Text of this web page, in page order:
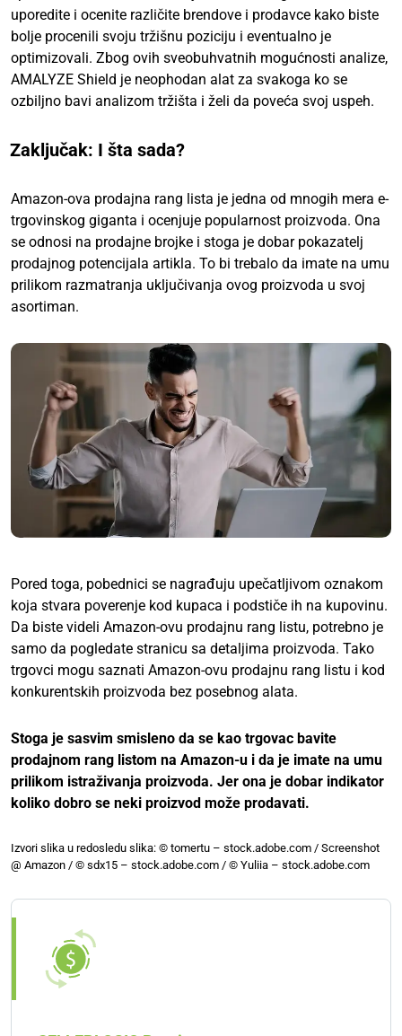
uporedite i ocenite različite brendove i prodavce kako biste
bolje procenili svoju tržišnu poziciju i eventualno je
optimizovali. Zbog ovih sveobuhvatnih mogućnosti analize,
AMALYZE Shield je neophodan alat za svakoga ko se
ozbiljno bavi analizom tržišta i želi da poveća svoj uspeh.
Zaključak: I šta sada?
Amazon-ova prodajna rang lista je jedna od mnogih mera e-
trgovinskog giganta i ocenjuje popularnost proizvoda. Ona
se odnosi na prodajne brojke i stoga je dobar pokazatelj
prodajnog potencijala artikla. To bi trebalo da imate na umu
prilikom razmatranja uključivanja ovog proizvoda u svoj
asortiman.
Pored toga, pobednici se nagrađuju upečatljivom oznakom
koja stvara poverenje kod kupaca i podstiče ih na kupovinu.
Da biste videli Amazon-ovu prodajnu rang listu, potrebno je
samo da pogledate stranicu sa detaljima proizvoda. Tako
trgovci mogu saznati Amazon-ovu prodajnu rang listu i kod
konkurentskih proizvoda bez posebnog alata.
Stoga je sasvim smisleno da se kao trgovac bavite
prodajnom rang listom na Amazon-u i da je imate na umu
prilikom istraživanja proizvoda. Jer ona je dobar indikator
koliko dobro se neki proizvod može prodavati.
Izvori slika u redosledu slika: © tomertu – stock.adobe.com / Screenshot
@ Amazon / © sdx15 – stock.adobe.com / © Yuliia – stock.adobe.com